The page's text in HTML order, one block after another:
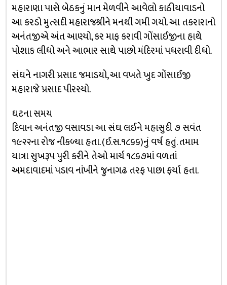
મહારાણા પાસે બેઠકનું માન મેળવીને આવેલો કાઠીયાવાડનો
આ કરડો મુત્સદી મહારાજશ્રીને મનથી ગમી ગયો. આ તકરારાનો
અનંતજીએ અંત આણ્યો, કર માફ કરાવી ગોંસાઈજીના હાથે
પોશાક લીધો અને આભાર સાથે પાછો મંદિરમાં પધરાવી દીધો.
સંઘને નાગરી પ્રસાદ જમાડયો, આ વખતે ખુદ ગોંસાઈજી
મહારાજે પ્રસાદ પીરસ્યો.
ઘટના સમય
દિવાન અનંતજી વસાવડા આ સંઘ લઈને મહાસુદી ૭ સવંત
૧૯૨૨ના રોજ નીકળ્યા હતા. (ઈ.સ.૧૮૬૬)નું વર્ષ હતું. તમામ
યાત્રા સુખરૂપ પુરી કરીને તેઓ માર્ચ ૧૮૬૭માં વળતાં
અમદાવાદમાં પડાવ નાંખીને જુનાગઢ તરફ પાછા ફર્યા હતા.